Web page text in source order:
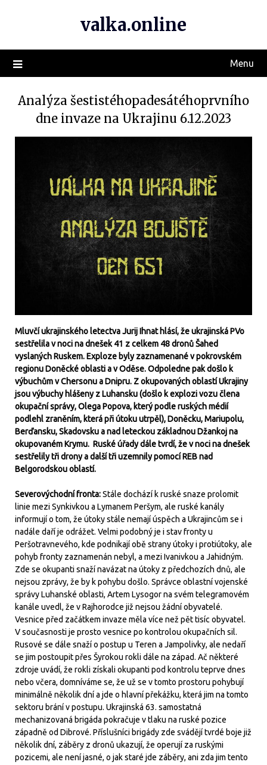
valka.online
Menu
Analýza šestistéhopadesátéhoprvního
dne invaze na Ukrajinu 6.12.2023
Mluvčí ukrajinského letectva Jurij Ihnat hlásí, že ukrajinská PVo
sestřelila v noci na dnešek 41 z celkem 48 dronů Šahed
vyslaných Ruskem. Exploze byly zaznamenané v pokrovském
regionu Doněcké oblasti a v Oděse. Odpoledne pak došlo k
výbuchům v Chersonu a Dnipru. Z okupovaných oblastí Ukrajiny
jsou výbuchy hlášeny z Luhansku (došlo k explozi vozu člena
okupační správy, Olega Popova, který podle ruských médií
podlehl zraněním, která při útoku utrpěl), Doněcku, Mariupolu,
Berďansku, Skadovsku a nad leteckou základnou Džankoj na
okupovaném Krymu. Ruské úřady dále tvrdí, že v noci na dnešek
sestřelily tři drony a další tři uzemnily pomocí REB nad
Belgorodskou oblastí.
Severovýchodní fronta:Stále dochází k ruské snaze prolomit
linie mezi Synkivkou a Lymanem Peršym, ale ruské kanály
informují o tom, že útoky stále nemají úspěch a Ukrajincům se i
nadále daří je odrážet. Velmi podobný je i stav fronty u
Peršotravnevého, kde podnikají obě strany útoky i protiútoky, ale
pohyb fronty zaznamenán nebyl, a mezi Ivanivkou a Jahidným.
Zde se okupanti snaží navázat na útoky z předchozích dnů, ale
nejsou zprávy, že by k pohybu došlo. Správce oblastní vojenské
správy Luhanské oblasti, Artem Lysogor na svém telegramovém
kanále uvedl, že v Rajhorodce již nejsou žádní obyvatelé.
Vesnice před začátkem invaze měla více než pět tisíc obyvatel.
V současnosti je prosto vesnice po kontrolou okupačních sil.
Rusové se dále snaží o postup u Teren a Jampolivky, ale nedaří
se jim postoupit přes Šyrokou rokli dále na západ. Ač některé
zdroje uvádí, že rokli získali okupanti pod kontrolu teprve dnes
nebo včera, domníváme se, že už se v tomto prostoru pohybují
minimálně několik dní a jde o hlavní překážku, která jim na tomto
sektoru brání v postupu. Ukrajinská 63. samostatná
mechanizovaná brigáda pokračuje v tlaku na ruské pozice
západně od Dibrové. Příslušníci brigády zde svádějí tvrdé boje již
několik dní, záběry z dronů ukazují, že operují za ruskými
pozicemi, ale není jasné, o jak staré jde záběry, ani zda jim tento